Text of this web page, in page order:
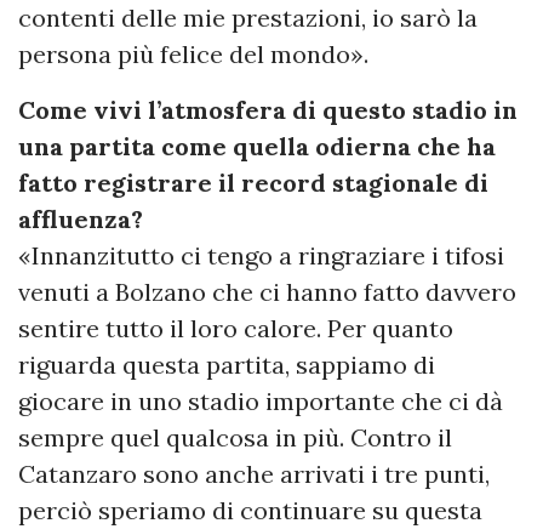
contenti delle mie prestazioni, io sarò la
persona più felice del mondo».
Come vivi l’atmosfera di questo stadio in
una partita come quella odierna che ha
fatto registrare il record stagionale di
affluenza?
«Innanzitutto ci tengo a ringraziare i tifosi
venuti a Bolzano che ci hanno fatto davvero
sentire tutto il loro calore. Per quanto
riguarda questa partita, sappiamo di
giocare in uno stadio importante che ci dà
sempre quel qualcosa in più. Contro il
Catanzaro sono anche arrivati i tre punti,
perciò speriamo di continuare su questa